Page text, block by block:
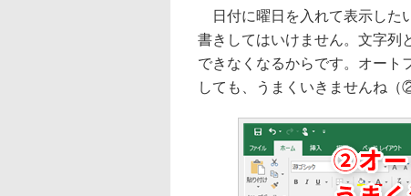
日付に曜日を入れて表示した
書きしてはいけません。文字列
できなくなるからです。オート
しても、うまくいきませんね（